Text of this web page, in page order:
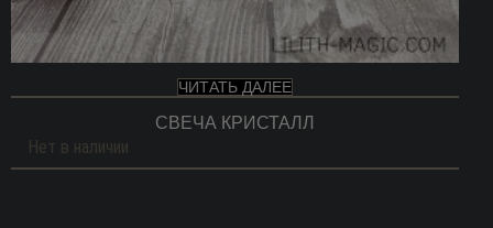
ЧИТАТЬ ДАЛЕЕ
СВЕЧА КРИСТАЛЛ
Нет в наличии